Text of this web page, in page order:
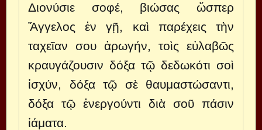
Διονύσιε σοφέ, βιώσας ὥσπερ
Ἄγγελος ἐν γῇ, καὶ παρέχεις τὴν
ταχεῖαν σου ἀρωγήν, τοὶς εὐλαβῶς
κραυγάζουσιν δόξα τῷ δεδωκότι σοὶ
ἰσχύν, δόξα τῷ σὲ θαυμαστώσαντι,
δόξα τῷ ἐνεργούντι διὰ σοῦ πάσιν
ἰάματα.